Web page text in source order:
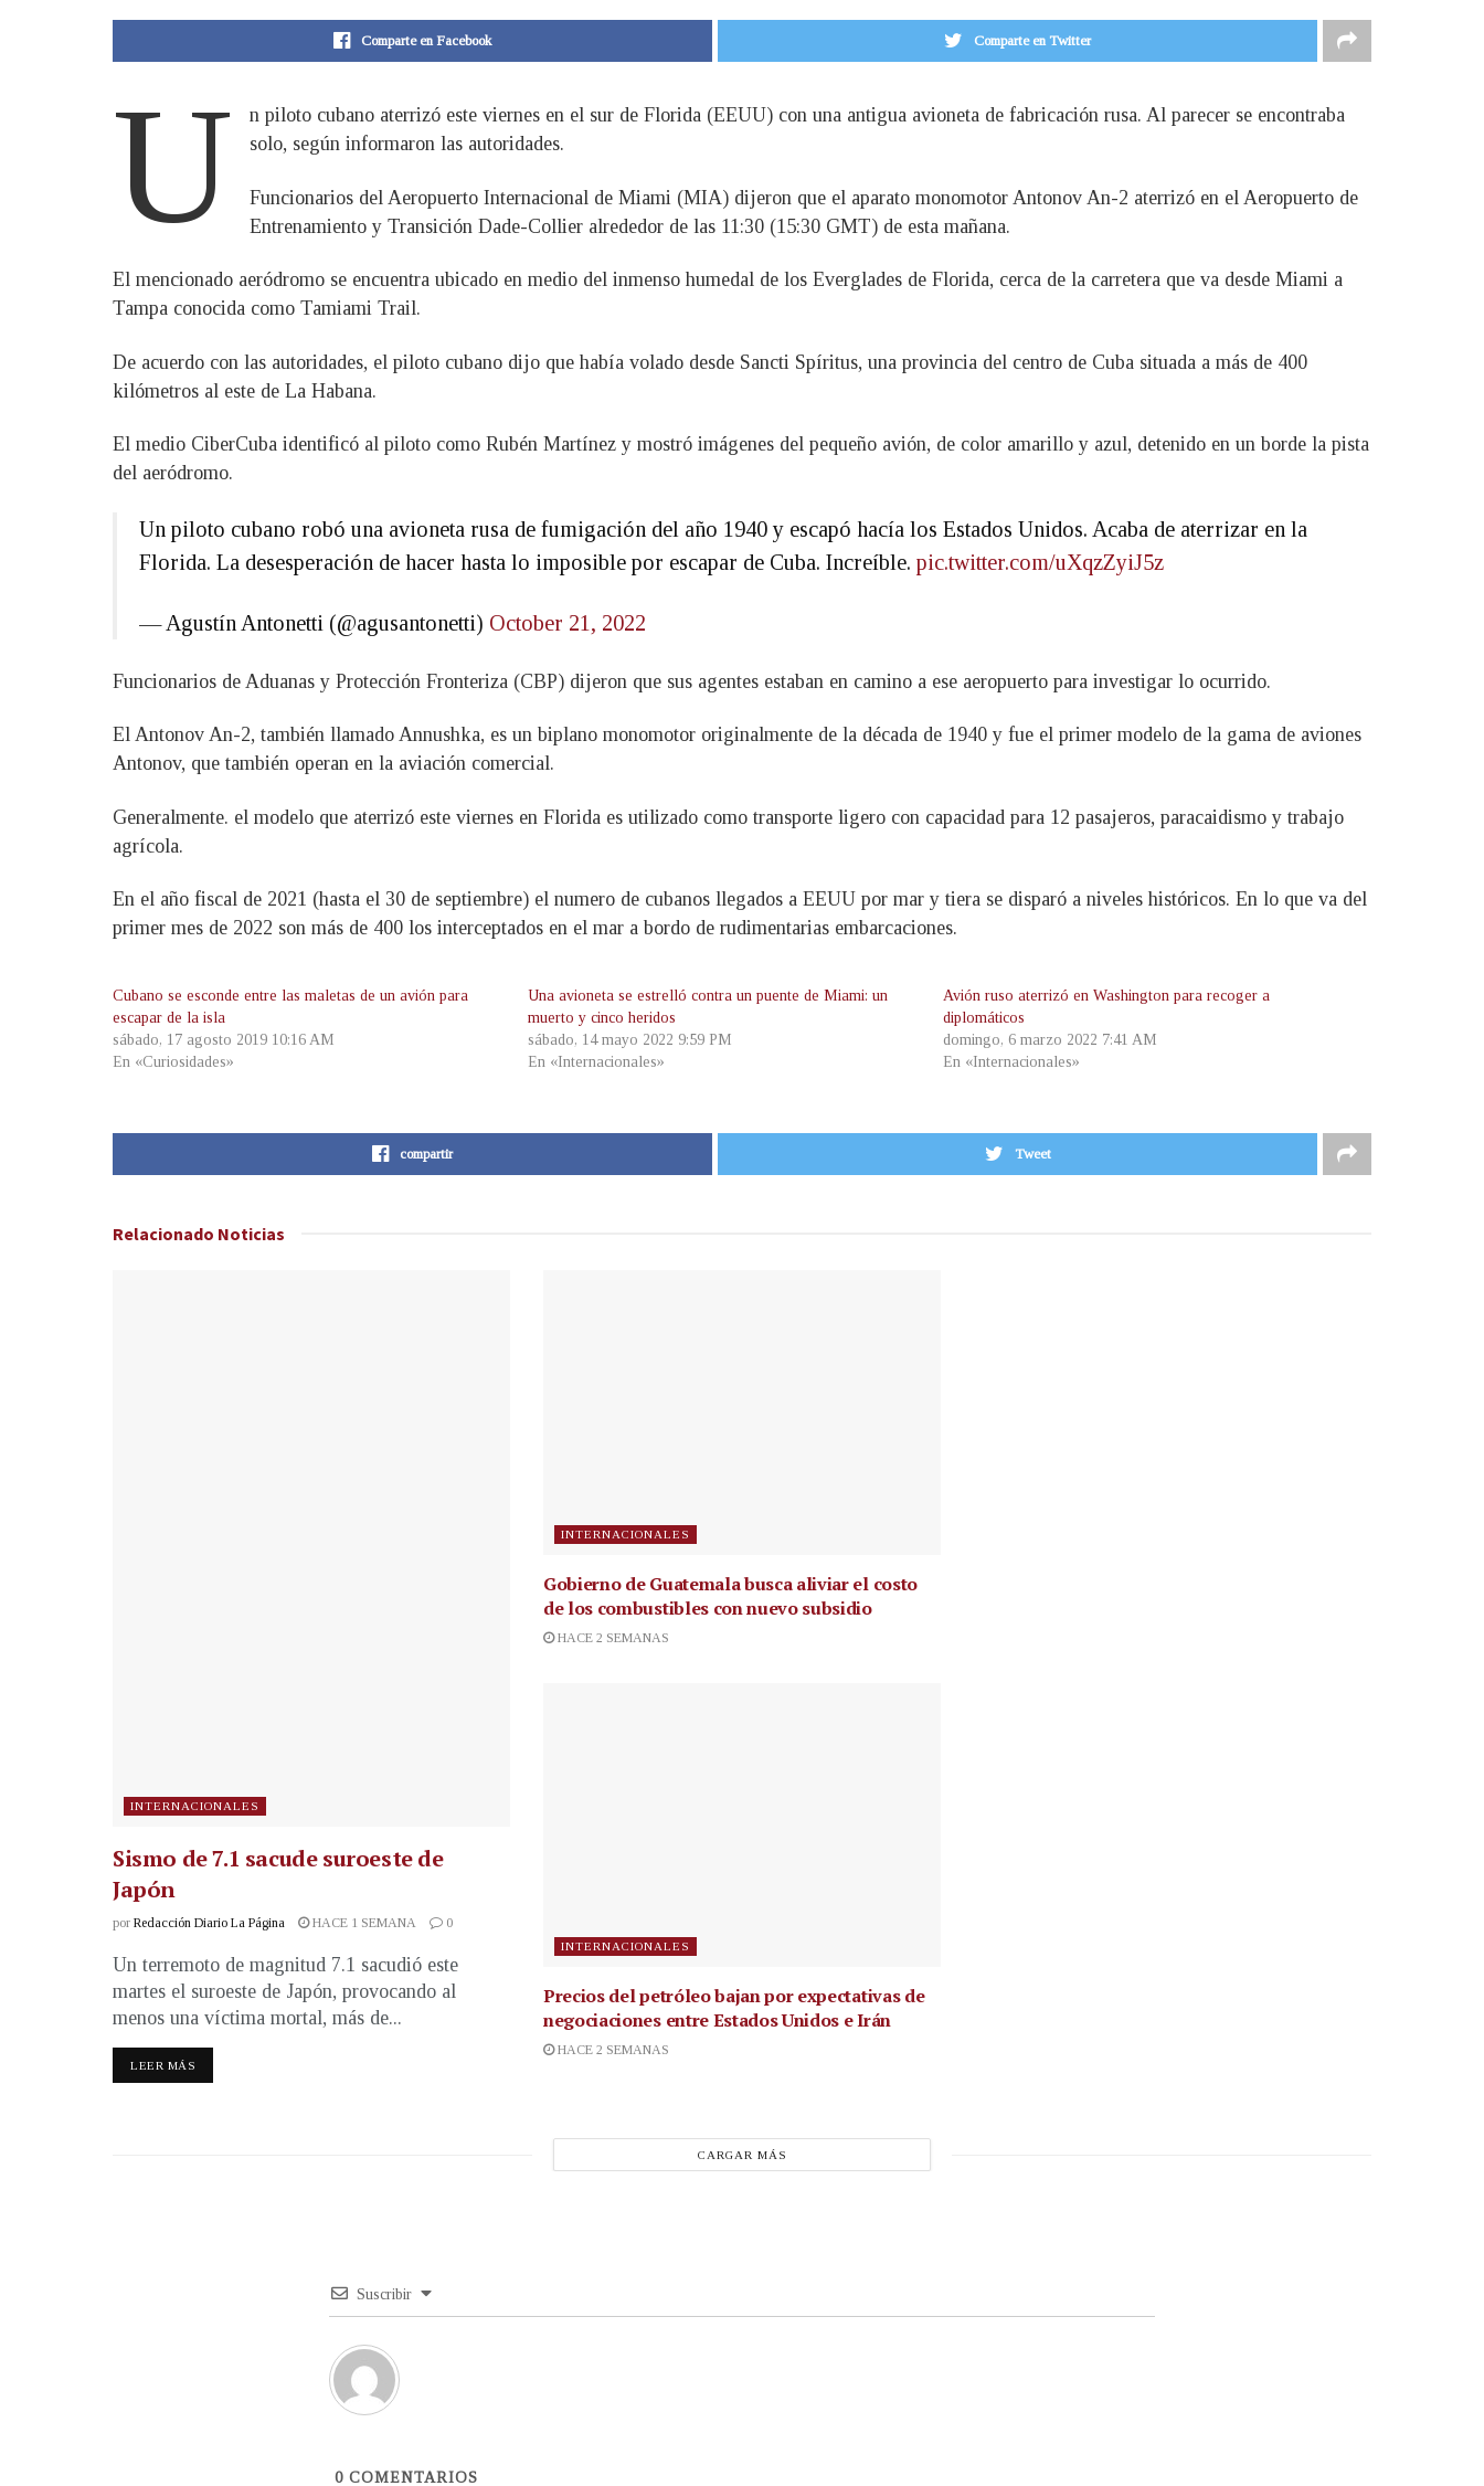
Comparte en Facebook Comparte en Twitter
U
n piloto cubano aterrizó este viernes en el sur de Florida (EEUU) con una antigua avioneta de fabricación rusa. Al parecer se encontraba
solo, según informaron las autoridades.
Funcionarios del Aeropuerto Internacional de Miami (MIA) dijeron que el aparato monomotor Antonov An-2 aterrizó en el Aeropuerto de
Entrenamiento y Transición Dade-Collier alrededor de las 11:30 (15:30 GMT) de esta mañana.
El mencionado aeródromo se encuentra ubicado en medio del inmenso humedal de los Everglades de Florida, cerca de la carretera que va desde Miami a
Tampa conocida como Tamiami Trail.
De acuerdo con las autoridades, el piloto cubano dijo que había volado desde Sancti Spíritus, una provincia del centro de Cuba situada a más de 400
kilómetros al este de La Habana.
El medio CiberCuba identificó al piloto como Rubén Martínez y mostró imágenes del pequeño avión, de color amarillo y azul, detenido en un borde la pista
del aeródromo.
Un piloto cubano robó una avioneta rusa de fumigación del año 1940 y escapó hacía los Estados Unidos. Acaba de aterrizar en la
Florida. La desesperación de hacer hasta lo imposible por escapar de Cuba. Increíble. pic.twitter.com/uXqzZyiJ5z
— Agustín Antonetti (@agusantonetti) October 21, 2022
Funcionarios de Aduanas y Protección Fronteriza (CBP) dijeron que sus agentes estaban en camino a ese aeropuerto para investigar lo ocurrido.
El Antonov An-2, también llamado Annushka, es un biplano monomotor originalmente de la década de 1940 y fue el primer modelo de la gama de aviones
Antonov, que también operan en la aviación comercial.
Generalmente. el modelo que aterrizó este viernes en Florida es utilizado como transporte ligero con capacidad para 12 pasajeros, paracaidismo y trabajo
agrícola.
En el año fiscal de 2021 (hasta el 30 de septiembre) el numero de cubanos llegados a EEUU por mar y tiera se disparó a niveles históricos. En lo que va del
primer mes de 2022 son más de 400 los interceptados en el mar a bordo de rudimentarias embarcaciones.
Cubano se esconde entre las maletas de un avión para
escapar de la isla
sábado, 17 agosto 2019 10:16 AM
En «Curiosidades»
Una avioneta se estrelló contra un puente de Miami: un
muerto y cinco heridos
sábado, 14 mayo 2022 9:59 PM
En «Internacionales»
Avión ruso aterrizó en Washington para recoger a
diplomáticos
domingo, 6 marzo 2022 7:41 AM
En «Internacionales»
compartir Tweet
Relacionado Noticias
INTERNACIONALES
Sismo de 7.1 sacude suroeste de
Japón
por Redacción Diario La Página HACE 1 SEMANA 0
Un terremoto de magnitud 7.1 sacudió este
martes el suroeste de Japón, provocando al
menos una víctima mortal, más de...
LEER MÁS
INTERNACIONALES
Gobierno de Guatemala busca aliviar el costo
de los combustibles con nuevo subsidio
HACE 2 SEMANAS
INTERNACIONALES
Precios del petróleo bajan por expectativas de
negociaciones entre Estados Unidos e Irán
HACE 2 SEMANAS
CARGAR MÁS
Suscribir
0 COMENTARIOS